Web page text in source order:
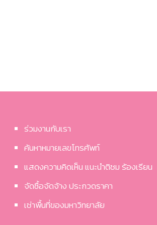
ร่วมงานกับเรา
ค้นหาหมายเลขโทรศัพท์
แสดงความคิดเห็น แนะนำติชม ร้องเรียน
จัดซื้อจัดจ้าง ประกวดราคา
เช่าพื้นที่ของมหาวิทยาลัย